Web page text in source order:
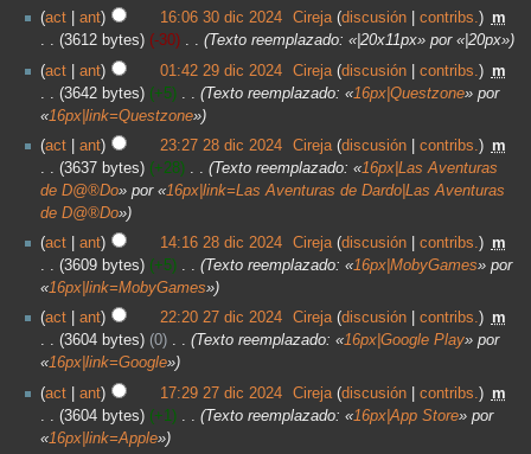
act
ant 16:06 30 dic 2024 Cireja discusión contribs.
m
3612 bytes
-30
Texto reemplazado: «|20x11px» por «|20px»
act
ant 01:42 29 dic 2024 Cireja discusión contribs.
m
3642 bytes
+5 Texto reemplazado: «16px|Questzone» por
«16px|link=Questzone»
act
ant 23:27 28 dic 2024 Cireja discusión contribs.
m
3637 bytes
+28 Texto reemplazado: «16px|Las Aventuras
de D@®Do» por «16px|link=Las Aventuras de Dardo|Las Aventuras
de D@®Do»
act
ant 14:16 28 dic 2024 Cireja discusión contribs.
m
3609 bytes
+5 Texto reemplazado: «16px|MobyGames» por
«16px|link=MobyGames»
act
ant 22:20 27 dic 2024 Cireja discusión contribs.
m
3604 bytes
0 Texto reemplazado: «16px|Google Play» por
«16px|link=Google»
act
ant 17:29 27 dic 2024 Cireja discusión contribs.
m
3604 bytes
+1 Texto reemplazado: «16px|App Store» por
«16px|link=Apple»